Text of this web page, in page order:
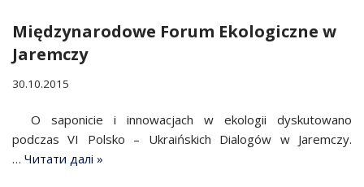
Międzynarodowe Forum Ekologiczne w
Jaremczy
30.10.2015
O saponicie i innowacjach w ekologii dyskutowano
podczas VI Polsko – Ukraińskich Dialogów w Jaremczy.
… Читати далі »